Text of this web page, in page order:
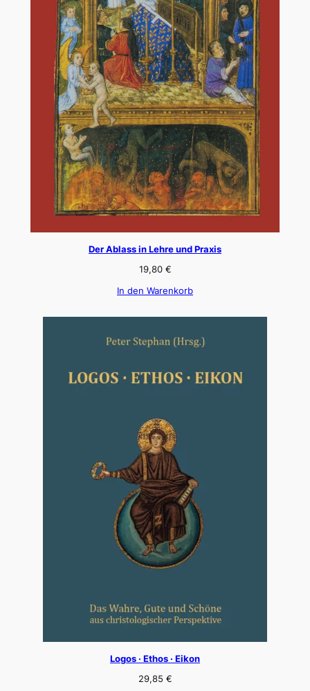
Der Ablass in Lehre und Praxis
19,80 €
In den Warenkorb
Logos · Ethos · Eikon
29,85 €